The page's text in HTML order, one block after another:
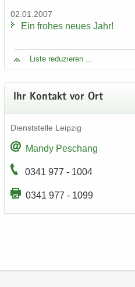
02.01.2007
Ein fro­hes neues Jahr!
Liste re­du­zie­ren ...
Ihr Kon­takt vor Ort
Dienst­stel­le Leip­zig
Mandy Peschang
0341 977 - 1004
0341 977 - 1099